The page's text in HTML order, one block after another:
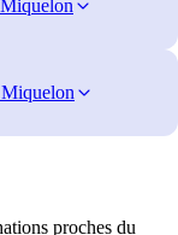
proches du